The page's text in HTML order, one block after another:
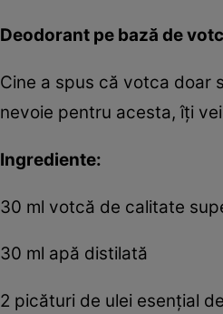
Deodorant pe bază de
Cine a spus că votca doar
nevoie pentru acesta, îţi
Ingrediente:
30 ml votcă de calitate
30 ml apă distilată
2 picături de ulei esenţial